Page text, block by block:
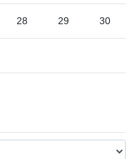
28 29 30